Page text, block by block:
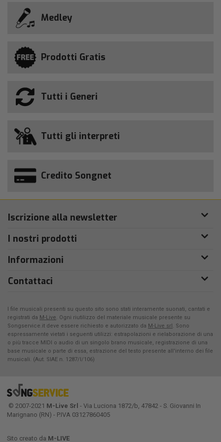
Medley
Prodotti Gratis
Tutti i Generi
Tutti gli interpreti
Credito Songnet
Iscrizione alla newsletter
I nostri prodotti
Informazioni
Contattaci
I file musicali presenti su questo sito sono stati interamente suonati, cantati e
registrati da M-Live. Ogni riutilizzo del materiale musicale presente su
Songservice.it deve essere richiesto e autorizzato da M-Live srl. Sono
espressamente vietati i seguenti utilizzi: estrapolazioni e rielaborazione di una
o più tracce MIDI o audio di un singolo brano musicale, registrazione di una
base musicale o parte di essa, estrazione del testo presente all'interno dei file
musicali. (Aut. SIAE n. 1287/I/106)
© 2007-2021 M-Live Srl - Via Luciona 1872/b, 47842 - S. Giovanni In
Marignano (RN) - P.IVA 03127860405
Sito creato da M-LIVE